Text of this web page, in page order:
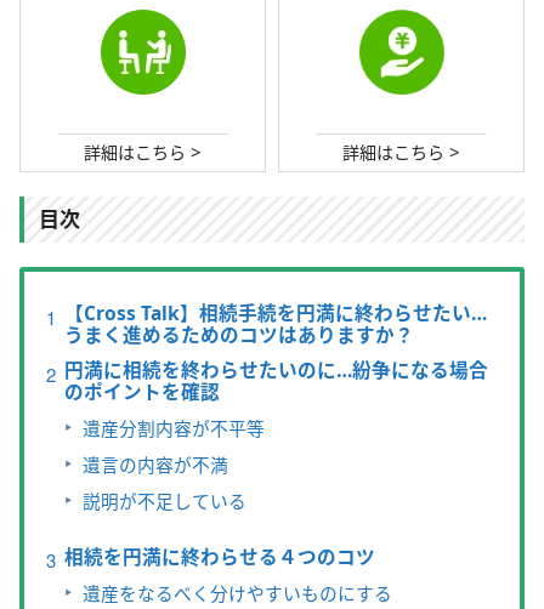
詳細はこちら > 詳細はこちら >
目次
【Cross Talk】相続手続を円満に終わらせたい…
うまく進めるためのコツはありますか？
円満に相続を終わらせたいのに…紛争になる場合
のポイントを確認
遺産分割内容が不平等
遺言の内容が不満
説明が不足している
相続を円満に終わらせる４つのコツ
遺産をなるべく分けやすいものにする